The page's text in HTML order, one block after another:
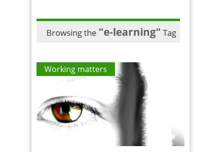
Browsing the "e-learning" Tag
Working matters